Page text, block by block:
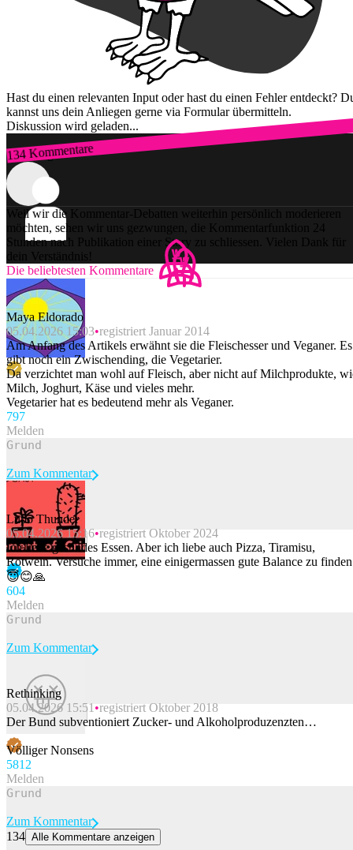
Hast du einen relevanten Input oder hast du einen Fehler entdeckt?
kannst uns dein Anliegen gerne via Formular übermitteln.
Diskussion wird geladen...
134 Kommentare
Zum Login
Weil wir die Kommentar-Debatten weiterhin persönlich moderieren
möchten, sehen wir uns gezwungen, die Kommentarfunktion 24
Stunden nach Publikation einer Story zu schliessen. Vielen Dank für
dein Verständnis!
Die beliebtesten Kommentare
Maya Eldorado
05.04.2026 15:03 registriert Januar 2014
Am Anfang des Artikels erwähnt sie die Fleischesser und Veganer. Es
gibt noch ein Zwischending, die Vegetarier.
Da verzichtet man wohl auf Fleisch, aber nicht auf Milchprodukte,
Milch, Joghurt, Käse und vieles mehr.
Vegetarier hat es bedeutend mehr als Veganer.
797
Melden
Beitrag melden
Zum Kommentar
Lupo Thunder
05.04.2026 15:16 registriert Oktober 2024
Ich liebe gesundes Essen. Aber ich liebe auch Pizza, Tiramisu,
Rotwein. Versuche immer, eine einigermassen gute Balance zu finden
😇😊🙏
604
Melden
Beitrag melden
Zum Kommentar
Rethinking
05.04.2026 15:51 registriert Oktober 2018
Der Bund subventioniert Zucker- und Alkoholproduzenzten…
Völliger Nonsens
5812
Melden
Zum Kommentar
134 Alle Kommentare anzeigen